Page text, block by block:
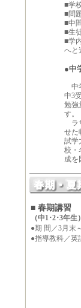
■学
■問
■中
■生
■学
へと
●中
中
中3
勉強
す。
ラ
せた
試学
校・
成を
■ 春期講習
（中1･2･3年生）
●期 間／3月末
●指導教科／英